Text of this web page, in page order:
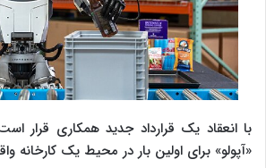
با انعقاد یک قرارداد جدید همکاری قرار
«آپولو» برای اولین بار در محیط یک کارخانه